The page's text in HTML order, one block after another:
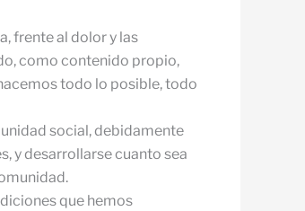
frente al dolor y las
como contenido propio,
todo lo posible, todo
social, debidamente
y desarrollarse cuanto sea
que hemos